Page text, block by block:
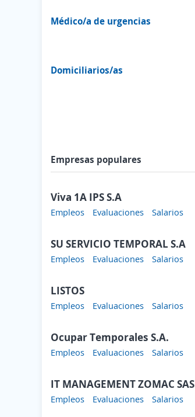
Médico/a de urgencias
Domiciliarios/as
Empresas populares
Viva 1A IPS S.A
Empleos Evaluaciones Salarios
SU SERVICIO TEMPORAL S.A
Empleos Evaluaciones Salarios
LISTOS
Empleos Evaluaciones Salarios
Ocupar Temporales S.A.
Empleos Evaluaciones Salarios
IT MANAGEMENT ZOMAC SAS
Empleos Evaluaciones Salarios